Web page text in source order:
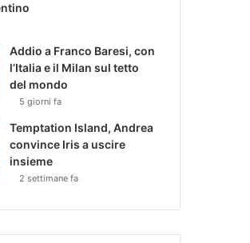
Addio a Franco Baresi, con
l’Italia e il Milan sul tetto
del mondo
5 giorni fa
Temptation Island, Andrea
convince Iris a uscire
insieme
2 settimane fa